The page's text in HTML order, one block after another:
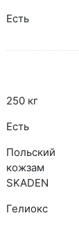
Есть
250 кг
Есть
Польский
кожзам
SKADEN
Гелиокс